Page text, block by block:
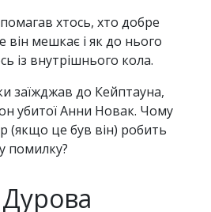
хтось, хто добре
мешкає і як до нього
із внутрішнього кола.
заїжджав до Кейптауна,
убитої Анни Новак. Чому
(якщо це був він) робить
помилку?